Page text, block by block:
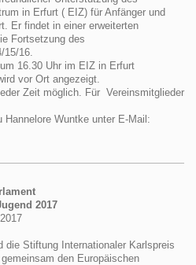
in Erfurt ( EIZ) für Anfänger und
Er findet in einer erweiterten
Fortsetzung des
15/16.
16.30 Uhr im EIZ in Erfurt
vor Ort angezeigt.
Zeit möglich. Für Vereinsmitglieder
Hannelore Wuntke unter E-Mail:
2017
die Stiftung Internationaler Karlspreis
den Europäischen